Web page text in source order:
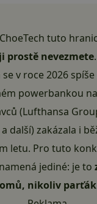
ChoeTech tuto
prostě nevezmete
v roce 2026
powerbankou
(Lufthansa
další) zakázala i
letu. Pro tuto
jediné: je to
nikoliv